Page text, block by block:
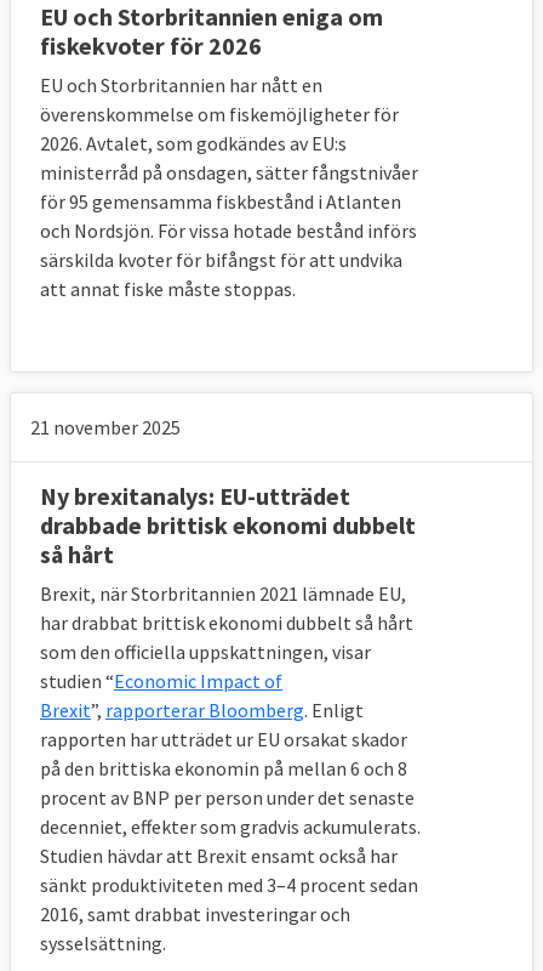
Nordirland?
En nödlösning där hela Storbritannien
fortsätter i en tullunion med EU om man inte
lyckas hitta någon annan utväg.
Frågan om den känsliga situationen på
brittiska Nordirland har varit den kanske
svåraste att lösa för förhandlarna.
I avtalet har man skrivit in en nödlösning
Storbritannien inte lyckas komma överens
Den ska se till att det inte uppstår någon
hård gräns – alltså fysiska kontroller –
mellan republiken Irland och brittiska
Nordirland.
inklusive Nordirland fortsätter vara kvar i en
tullunion med EU. Det gör att ingen hård
gräns behöver sättas upp mellan antingen
Irland och Nordirland (vilket EU inte vill)
eller Nordirland och övriga Storbritannien
(vilket britterna inte vill).
Den gemensamma tullunionen som skulle
bildas innebär att EU:s och Storbritanniens
tullar och tariffer gentemot varor från andra
länder förblir desamma som nu.
Storbritannien kommer att samla in
tullavgifterna men behöver inte längre betala
EU och Storbritannien eniga om
fiskekvoter för 2026
EU och Storbritannien har nått en
överenskommelse om fiskemöjligheter för
2026. Avtalet, som godkändes av EU:s
ministerråd på onsdagen, sätter fångstnivåer
för 95 gemensamma fiskbestånd i Atlanten
och Nordsjön. För vissa hotade bestånd införs
särskilda kvoter för bifångst för att undvika
att annat fiske måste stoppas.
21 november 2025
Ny brexitanalys: EU-utträdet
drabbade brittisk ekonomi dubbelt
så hårt
Brexit, när Storbritannien 2021 lämnade EU,
har drabbat brittisk ekonomi dubbelt så hårt
som den officiella uppskattningen, visar
studien “Economic Impact of
Brexit”, rapporterar Bloomberg. Enligt
rapporten har utträdet ur EU orsakat skador
på den brittiska ekonomin på mellan 6 och 8
procent av BNP per person under det senaste
decenniet, effekter som gradvis ackumulerats.
Studien hävdar att Brexit ensamt också har
sänkt produktiviteten med 3–4 procent sedan
2016, samt drabbat investeringar och
sysselsättning.